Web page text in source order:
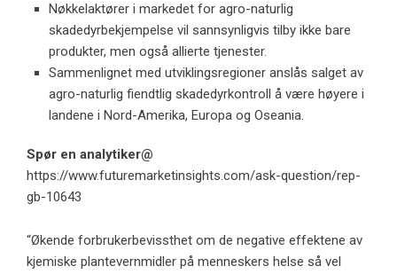
Nøkkelaktører i markedet for agro-naturlig
skadedyrbekjempelse vil sannsynligvis tilby ikke bare
produkter, men også allierte tjenester.
Sammenlignet med utviklingsregioner anslås salget av
agro-naturlig fiendtlig skadedyrkontroll å være høyere i
landene i Nord-Amerika, Europa og Oseania.
Spør en analytiker@
https://www.futuremarketinsights.com/ask-question/rep-
gb-10643
“Økende forbrukerbevissthet om de negative effektene av
kjemiske plantevernmidler på menneskers helse så vel